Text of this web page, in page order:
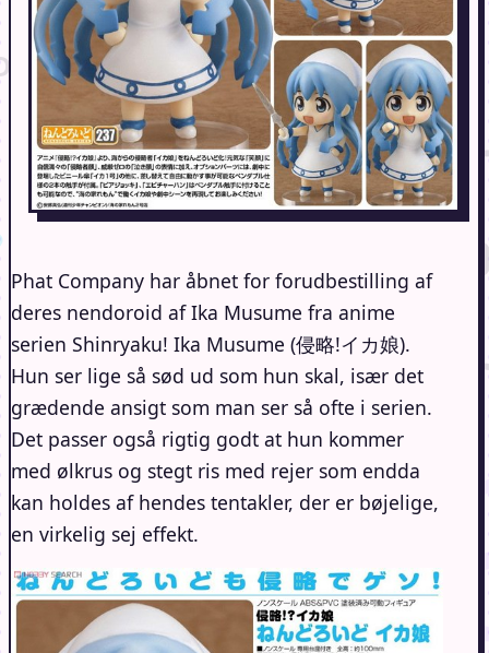
Phat Company har åbnet for forudbestilling af
deres nendoroid af Ika Musume fra anime
serien Shinryaku! Ika Musume (侵略!イカ娘).
Hun ser lige så sød ud som hun skal, især det
grædende ansigt som man ser så ofte i serien.
Det passer også rigtig godt at hun kommer
med ølkrus og stegt ris med rejer som endda
kan holdes af hendes tentakler, der er bøjelige,
en virkelig sej effekt.